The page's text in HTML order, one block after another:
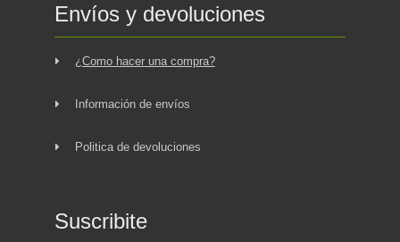
Envíos y devoluciones
¿Como hacer una compra?
Información de envíos
Politica de devoluciones
Suscribite